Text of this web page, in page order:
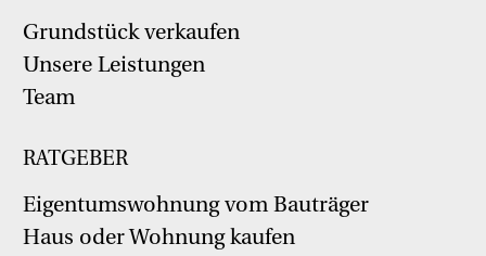
Grundstück verkaufen
Unsere Leistungen
Team
RATGEBER
Eigentumswohnung vom Bauträger
Haus oder Wohnung kaufen